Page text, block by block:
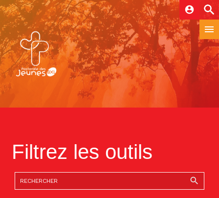
account_circle
Filtrez les outils